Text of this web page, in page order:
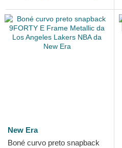
New Era
Boné curvo preto snapback